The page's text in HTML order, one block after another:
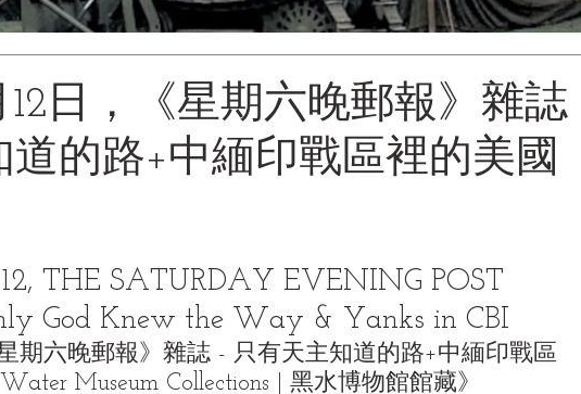
12日，《星期六晚郵報》雜誌
道的路+中緬印戰區裡的美國
THE SATURDAY EVENING POST
God Knew the Way & Yanks in CBI
期六晚郵報》雜誌 - 只有天主知道的路+中緬印戰區
Museum Collections | 黑水博物館館藏》